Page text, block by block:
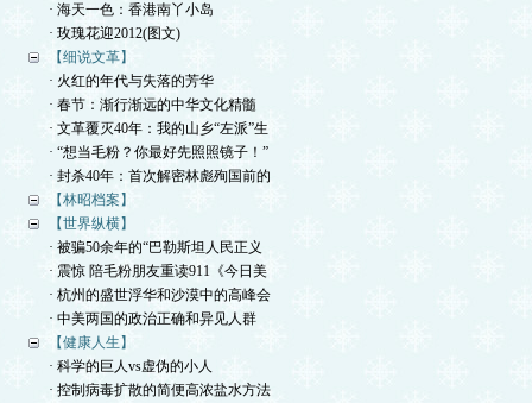
· 海天一色：香港南丫小岛
· 玫瑰花迎2012(图文)
【细说文革】
· 火红的年代与失落的芳华
· 春节：渐行渐远的中华文化精髓
· 文革覆灭40年：我的山乡“左派”生
· “想当毛粉？你最好先照照镜子！”
· 封杀40年：首次解密林彪殉国前的
【林昭档案】
【世界纵横】
· 被骗50余年的“巴勒斯坦人民正义
· 震惊 陪毛粉朋友重读911《今日美
· 杭州的盛世浮华和沙漠中的高峰会
· 中美两国的政治正确和异见人群
【健康人生】
· 科学的巨人vs虚伪的小人
· 控制病毒扩散的简便高浓盐水方法